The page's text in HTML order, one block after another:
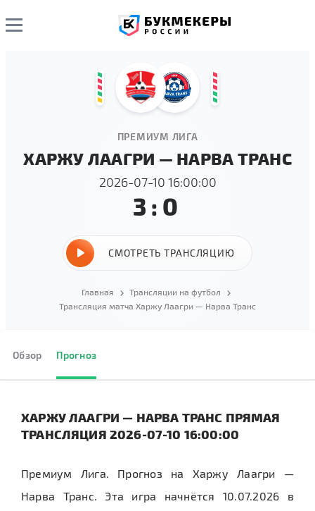
ПРЕМИУМ ЛИГА
ХАРЖУ ЛААГРИ — НАРВА ТРАНС
2026-07-10 16:00:00
3:0
СМОТРЕТЬ ТРАНСЛЯЦИЮ
Главная
Трансляции на футбол
Трансляция матча Харжу Лаагри — Нарва Транс
Обзор Прогноз
ХАРЖУ ЛААГРИ — НАРВА ТРАНС ПРЯМАЯ
ТРАНСЛЯЦИЯ 2026-07-10 16:00:00
Премиум Лига. Прогноз на Харжу Лаагри —
Нарва Транс. Эта игра начнётся 10.07.2026 в